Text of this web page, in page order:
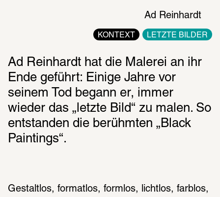
Ad Reinhardt
KONTEXT LETZTE BILDER
Ad Reinhardt hat die Malerei an ihr
Ende geführt: Einige Jahre vor
seinem Tod begann er, immer
wieder das „letzte Bild“ zu malen. So
entstanden die berühmten „Black
Gestaltlos, formatlos, formlos, lichtlos, farblos,